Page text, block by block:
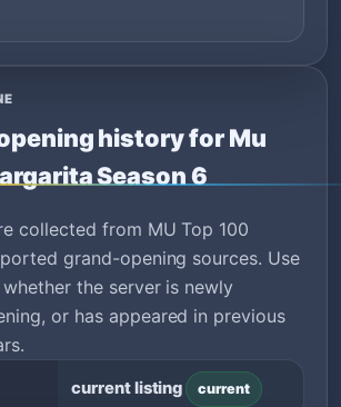
history for Mu
Season 6
collected from MU Top 100
grand-opening sources. Use
the server is newly
or has appeared in previous
current listing current